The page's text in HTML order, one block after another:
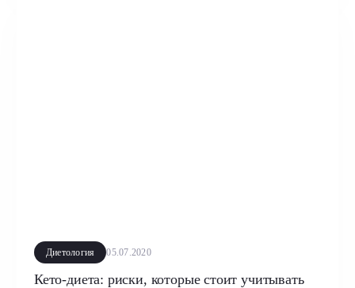
Диетология 05.07.2020
Кето-диета: риски, которые стоит учитывать